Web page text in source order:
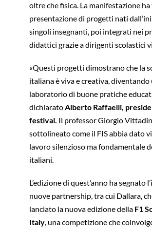
oltre che fisica. La manifestazione
presentazione di progetti nati
singoli insegnanti, poi integrati nei
didattici grazie a dirigenti scolastici
«Questi progetti dimostrano che la
italiana è viva e creativa, diventando
laboratorio di buone pratiche
dichiaratoAlberto Raffaelli,
festival. Il professor Giorgio
sottolineato come il FIS abbia dato
lavoro silenzioso ma fondamentale
italiani.
L’edizione di quest’anno ha segnato
nuove partnership, tra cui Dallara,
lanciato la nuova edizione della F1
Italy, una competizione che